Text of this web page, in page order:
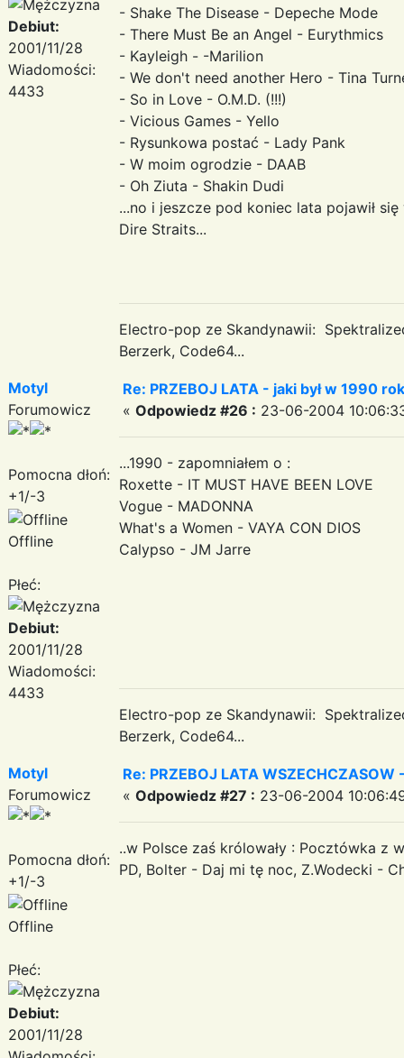
Debiut:
2001/11/28
Wiadomości:
4433
- Shake The Disease - Depeche Mode
- There Must Be an Angel - Eurythmics
- Kayleigh - -Marilion
- We don't need another Hero - Tina
- So in Love - O.M.D. (!!!)
- Vicious Games - Yello
- Rysunkowa postać - Lady Pank
- W moim ogrodzie - DAAB
- Oh Ziuta - Shakin Dudi
...no i jeszcze pod koniec lata pojawił
Dire Straits...
Electro-pop ze Skandynawii:
Berzerk, Code64...
Motyl
Forumowicz
Pomocna dłoń:
+1/-3
Offline
Płeć:
Debiut:
2001/11/28
Wiadomości:
4433
Re: PRZEBOJ LATA - jaki był w 1990
« Odpowiedz #26 : 23-06-2004
...1990 - zapomniałem o :
Roxette - IT MUST HAVE BEEN LOVE
Vogue - MADONNA
What's a Women - VAYA CON DIOS
Calypso - JM Jarre
Electro-pop ze Skandynawii:
Berzerk, Code64...
Motyl
Forumowicz
Pomocna dłoń:
+1/-3
Offline
Płeć:
Debiut:
2001/11/28
Re: PRZEBOJ LATA WSZECHCZASOW
« Odpowiedz #27 : 23-06-2004
..w Polsce zaś królowały : Pocztówka z
PD, Bolter - Daj mi tę noc, Z.Wodecki -